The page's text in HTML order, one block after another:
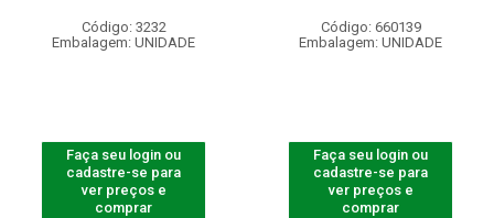
Código: 3232
Embalagem: UNIDADE
Faça seu login ou
cadastre-se para
ver preços e
comprar
Código: 660139
Embalagem: UNIDADE
Faça seu login ou
cadastre-se para
ver preços e
comprar